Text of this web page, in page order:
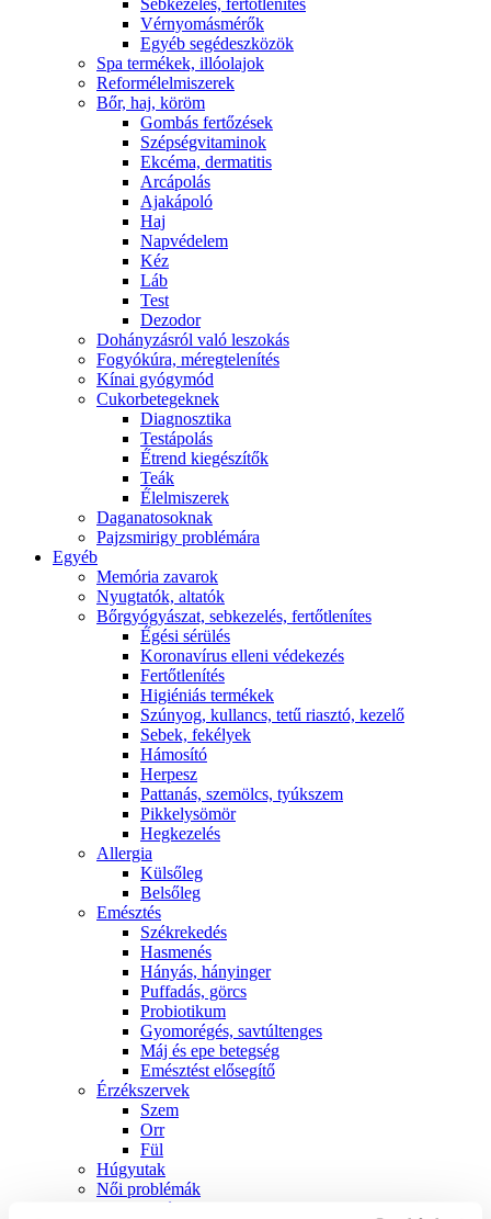
Sebkezelés, fertőtlenítés
Vérnyomásmérők
Egyéb segédeszközök
Spa termékek, illóolajok
Reformélelmiszerek
Bőr, haj, köröm
Gombás fertőzések
Szépségvitaminok
Ekcéma, dermatitis
Arcápolás
Ajakápoló
Haj
Napvédelem
Kéz
Láb
Test
Dezodor
Dohányzásról való leszokás
Fogyókúra, méregtelenítés
Kínai gyógymód
Cukorbetegeknek
Diagnosztika
Testápolás
É́trend kiegészítők
Teák
É́lelmiszerek
Daganatosoknak
Pajzsmirigy problémára
Egyéb
Memória zavarok
Nyugtatók, altatók
Bőrgyógyászat, sebkezelés, fertőtlenítes
É́gési sérülés
Koronavírus elleni védekezés
Fertőtlenítés
Higiéniás termékek
Szúnyog, kullancs, tetű riasztó, kezelő
Sebek, fekélyek
Hámosító
Herpesz
Pattanás, szemölcs, tyúkszem
Pikkelysömör
Hegkezelés
Allergia
Külsőleg
Belsőleg
Emésztés
Székrekedés
Hasmenés
Hányás, hányinger
Puffadás, görcs
Probiotikum
Gyomorégés, savtúltenges
Máj és epe betegség
Emésztést elősegítő
Érzékszervek
Szem
Orr
Fül
Húgyutak
Női problémák
Betétek, tamponok